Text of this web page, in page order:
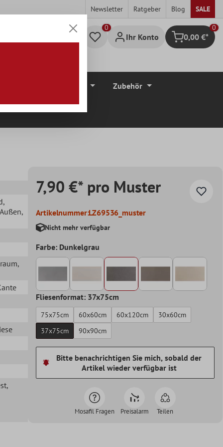
Newsletter Ratgeber Blog SALE
Ihr Konto Warenkorb
0
0,00 €*
Zubehör
,
,
,
,
7,90 €* pro Muster
Artikelnummer:LZ69536_muster
Nicht mehr verfügbar
Farbe: Dunkelgrau
Fliesenformat: 37x75cm
75x75cm 60x60cm 60x120cm
30x60cm
37x75cm
90x90cm
Bitte benachrichtigen Sie mich, sobald der
Artikel wieder verfügbar ist
Mosafil Fragen Preisalarm Teilen